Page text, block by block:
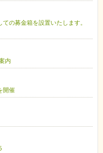
の募金箱を設置いたします。
内
開催